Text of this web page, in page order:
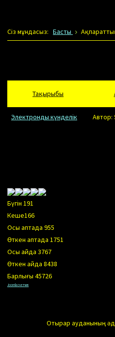
Сiз мұндасыз: Басты
Тақырыбы
Электронды күнделік Автор:
Бүгін 191
Кеше166
Осы аптада 955
Өткен аптада 1751
Осы айда 3767
Өткен айда 8438
Барлығы 45726
Joomla счетчик
Отырар ауданының